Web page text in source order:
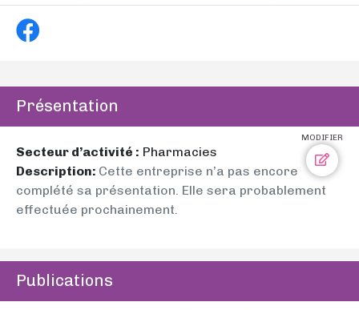
Présentation
MODIFIER
Secteur d’activité : Pharmacies
Description: Cette entreprise n’a pas encore
complété sa présentation. Elle sera probablement
effectuée prochainement.
Publications